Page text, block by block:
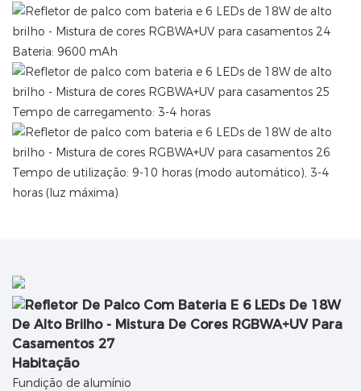
Bateria: 9600 mAh
Tempo de carregamento: 3-4 horas
Tempo de utilização: 9-10 horas (modo automático), 3-4
horas (luz máxima)
Habitação
Fundição de alumínio